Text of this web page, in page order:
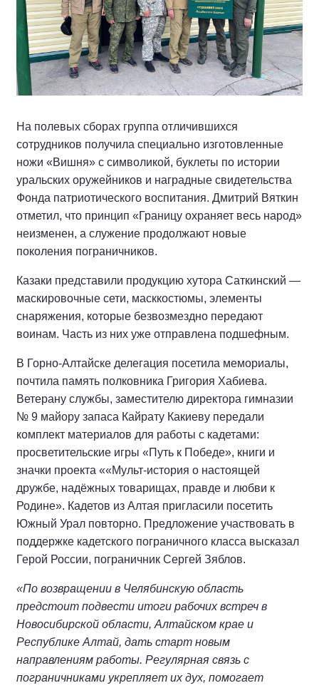
На полевых сборах группа отличившихся
сотрудников получила специально изготовленные
ножи «Вишня» с символикой, буклеты по истории
уральских оружейников и наградные свидетельства
Фонда патриотического воспитания. Дмитрий Вяткин
отметил, что принцип «Границу охраняет весь народ»
неизменен, а служение продолжают новые
поколения пограничников.
Казаки представили продукцию хутора Саткинский —
маскировочные сети, масккостюмы, элементы
снаряжения, которые безвозмездно передают
воинам. Часть из них уже отправлена подшефным.
В Горно-Алтайске делегация посетила мемориалы,
почтила память полковника Григория Хабиева.
Ветерану службы, заместителю директора гимназии
№ 9 майору запаса Кайрату Какиеву передали
комплект материалов для работы с кадетами:
просветительские игры «Путь к Победе», книги и
значки проекта ««Мульт-история о настоящей
дружбе, надёжных товарищах, правде и любви к
Родине». Кадетов из Алтая пригласили посетить
Южный Урал повторно. Предложение участвовать в
поддержке кадетского пограничного класса высказал
Герой России, пограничник Сергей Зяблов.
«По возвращении в Челябинскую область
предстоит подвести итоги рабочих встреч в
Новосибирской области, Алтайском крае и
Республике Алтай, дать старт новым
направлениям работы. Регулярная связь с
пограничниками укрепляет их дух, помогает